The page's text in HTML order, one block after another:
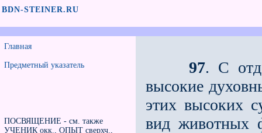
BDN-STEINER.RU
Главная
Предметный указатель
ПОСВЯЩЕНИЕ - см. также
УЧЕНИК окк., ОПЫТ сверхч.,
97. С
высокие
этих высоких
вид животных